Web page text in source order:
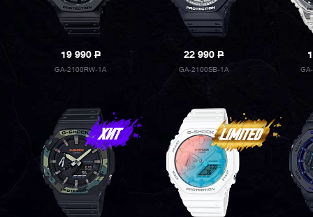
19 990P
GA-2100RW-1A
22 990P
GA-2100SB-1A